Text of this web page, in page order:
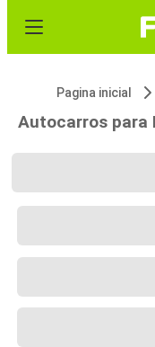
Pagina inicial
Autocarros para